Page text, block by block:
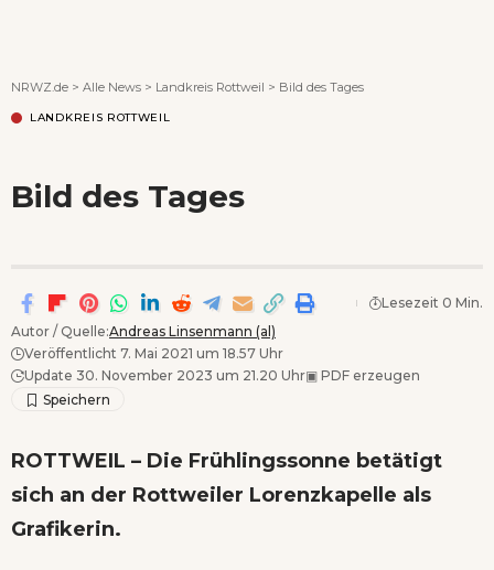
NRWZ.de > Alle News > Landkreis Rottweil > Bild des Tages
LANDKREIS ROTTWEIL
Bild des Tages
Autor / Quelle:Andreas Linsenmann (al)
Veröffentlicht 7. Mai 2021 um 18.57 Uhr
Update 30. November 2023 um 21.20 Uhr▣ PDF erzeugen
Lesezeit 0 Min.
ROTTWEIL – Die Frühlingssonne betätigt
sich an der Rottweiler Lorenzkapelle als
Grafikerin.